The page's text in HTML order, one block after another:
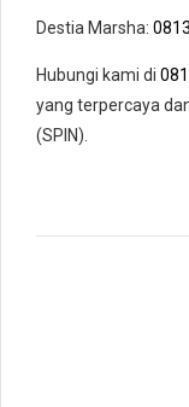
Destia Marsha:
Hubungi kami di
yang terpercaya
(SPIN).